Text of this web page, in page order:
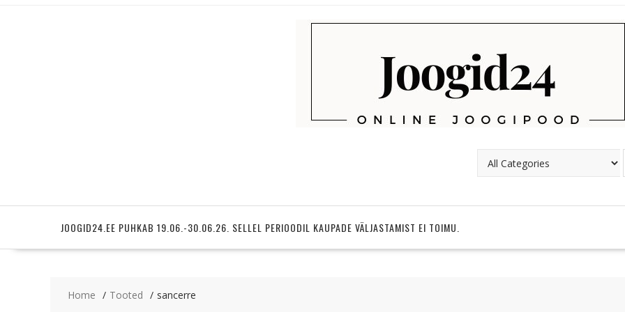
JOOGID24.EE PUHKAB 19.06.-30.06.26. SELLEL PERIOODIL KAUPADE VÄLJASTAMIST EI TOIMU.
Home Tooted sancerre